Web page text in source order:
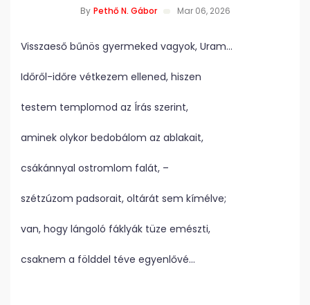
By Pethő N. Gábor Mar 06, 2026
Visszaeső bűnös gyermeked vagyok, Uram…
Időről-időre vétkezem ellened, hiszen
testem templomod az Írás szerint,
aminek olykor bedobálom az ablakait,
csákánnyal ostromlom falát, –
szétzúzom padsorait, oltárát sem kímélve;
van, hogy lángoló fáklyák tüze emészti,
csaknem a földdel téve egyenlővé…